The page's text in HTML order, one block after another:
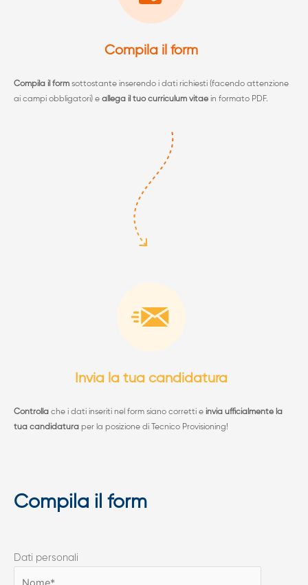
Compila il form
Compila il form sottostante inserendo i dati richiesti (facendo attenzione
ai campi obbligatori) e allega il tuo curriculum vitae in formato PDF.
Invia la tua candidatura
Controlla che i dati inseriti nel form siano corretti e invia ufficialmente la
tua candidatura per la posizione di Tecnico Provisioning!
Compila il form
Dati personali